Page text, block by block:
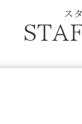
ス